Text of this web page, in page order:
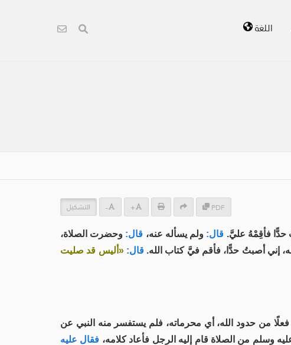
اللغة
PDF
+
- التشكيل
حدًّا فأقِمْهُ عليَّ. قال: ولم يسأله عنه، قال: وحضرت الصلاة،
إني أصبتُ حدًّا، فأقم فيَّ كتاب الله. قال: «أليس قد صليت
من حدود الله، أي محرماته، فلم يستفسر منه النبي عن
وسلم من الصلاة قام إليه الرجل فأعاد كلامه، فقال عليه